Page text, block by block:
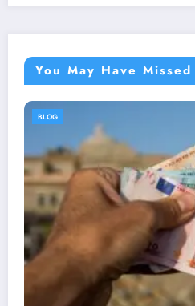
You May Have Missed
BLOG